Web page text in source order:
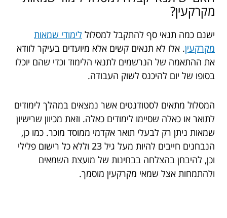
מקרקעין?
ישנם כמה תנאי סף להתקבל למסלול לימודי שמאות
מקרקעין. אלו לא תנאים קשים אלא מיועדים בעיקר לוודא
את ההתאמה של הנרשמים לתנאי הלימוד וכדי שהם יוכלו
בסופו של יום להיכנס לשוק העבודה.
המסלול מתאים לסטודנטים אשר נמצאים במהלך לימודים
לתואר או כאלה שסיימו לימודים כאלה. וזאת מכיוון שרישיון
שמאות ניתן רק לבעלי תואר אקדמי ממוסד מוכר. כמו כן,
הנבחנים חייבים להיות מעל גיל 23 וללא כל רישום פלילי
וכן, להיבחן בהצלחה בבחינות של מועצת השמאים
ולהתמחות אצל שמאי מקרקעין מוסמך.